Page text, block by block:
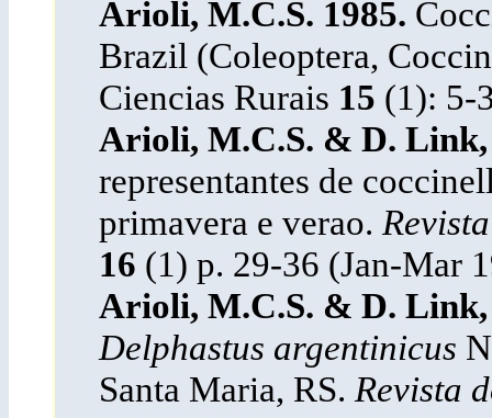
Arioli, M.C.S. 1985.
Brazil (Coleoptera,
Ciencias Rurais 15 (1): 5-
Arioli, M.C.S. & D. Link,
representantes de
primavera e verao.
16 (1) p. 29-36 (Jan-Mar
Arioli, M.C.S. & D.
Delphastus argentinicus
Santa Maria, RS. Revista